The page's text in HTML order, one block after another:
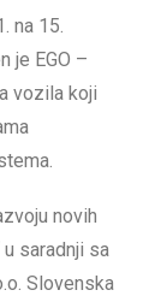
na 15.
je EGO –
vozila koji
novih
saradnji sa
Slovenska